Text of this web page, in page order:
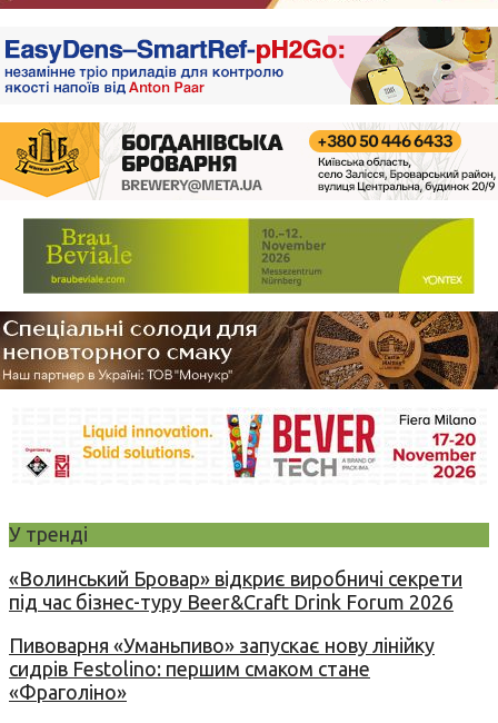
У тренді
«Волинський Бровар» відкриє виробничі секрети
під час бізнес-туру Beer&Craft Drink Forum 2026
Пивоварня «Уманьпиво» запускає нову лінійку
сидрів Festolino: першим смаком стане
«Фраголіно»